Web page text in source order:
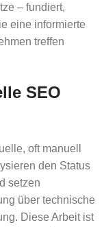
– fundiert,
eine informierte
treffen
SEO
oft manuell
den Status
setzen
über technische
Diese Arbeit ist